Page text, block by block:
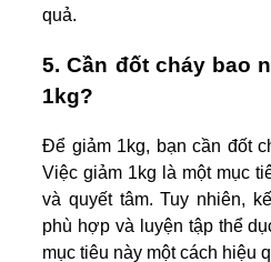
quả.
5. Cần đốt cháy bao
1kg?
Để giảm 1kg, bạn cần đốt
Việc giảm 1kg là một mục
và quyết tâm. Tuy nhiên,
phù hợp và luyện tập thể
mục tiêu này một cách hiệu